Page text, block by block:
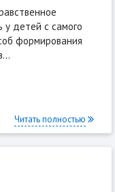
у детей с самого
формирования
Читать полностью